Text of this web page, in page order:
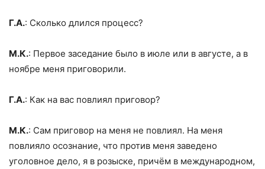
Г.А.: Сколько длился процесс?
М.К.: Первое заседание было в июле или в августе, а в
ноябре меня приговорили.
Г.А.: Как на вас повлиял приговор?
М.К.: Сам приговор на меня не повлиял. На меня
повлияло осознание, что против меня заведено
уголовное дело, я в розыске, причём в международном,